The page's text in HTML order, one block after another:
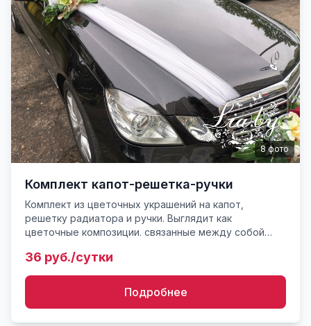
8фото
Комплект капот-решетка-ручки
Комплект из цветочных украшений на капот,
решетку радиатора и ручки. Выглядит как
цветочные композиции. связанные между собой
композициями присоски - не царапа...
36 руб./сутки
Подробнее